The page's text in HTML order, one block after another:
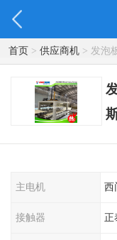
首页> 供应商机> 发泡
主电机 西
接触器 正